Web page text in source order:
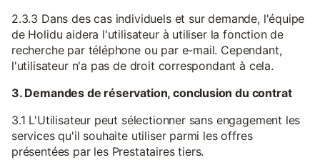
2.3.3 Dans des cas individuels et sur demande, l'équipe
de Holidu aidera l'utilisateur à utiliser la fonction de
recherche par téléphone ou par e-mail. Cependant,
l'utilisateur n'a pas de droit correspondant à cela.
3. Demandes de réservation, conclusion du contrat
3.1 L'Utilisateur peut sélectionner sans engagement les
services qu'il souhaite utiliser parmi les offres
présentées par les Prestataires tiers.